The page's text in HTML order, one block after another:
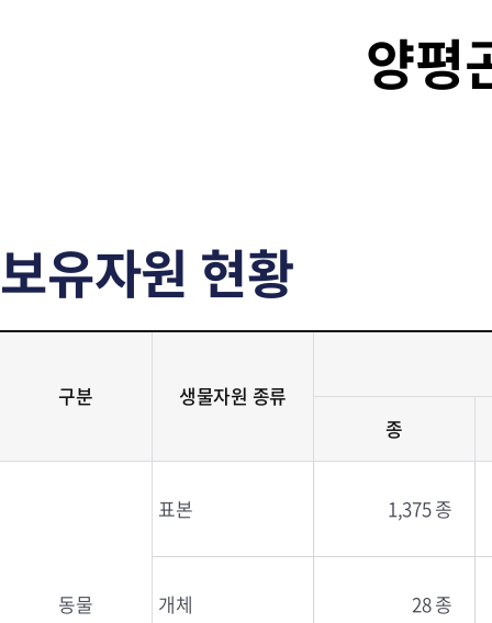
양평
보유자원 현황
구분
생물자원 종류
종
동물
표본 1,375 종
개체 28 종